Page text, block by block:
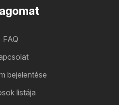
FAQ
bejelentése
listája